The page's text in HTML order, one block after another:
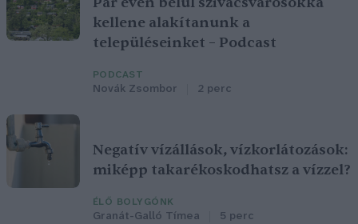
kellene alakítanunk a
településeinket – Podcast
PODCAST
Novák Zsombor 2 perc
Negatív vízállások, vízkorlátozások:
miképp takarékoskodhatsz a vízzel?
ÉLŐ BOLYGÓNK
Granát-Galló Tímea 5 perc